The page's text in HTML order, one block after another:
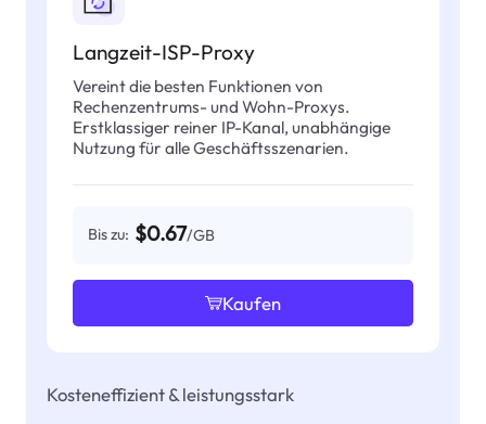
Langzeit-ISP-Proxy
Vereint die besten Funktionen von
Rechenzentrums- und Wohn-Proxys.
Erstklassiger reiner IP-Kanal, unabhängige
Nutzung für alle Geschäftsszenarien.
Bis zu: $0.67/GB
Kaufen
Kosteneffizient & leistungsstark